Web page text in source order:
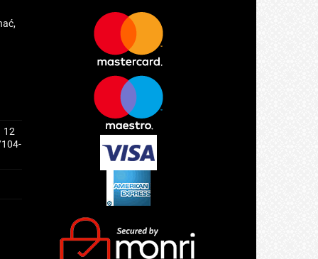
12